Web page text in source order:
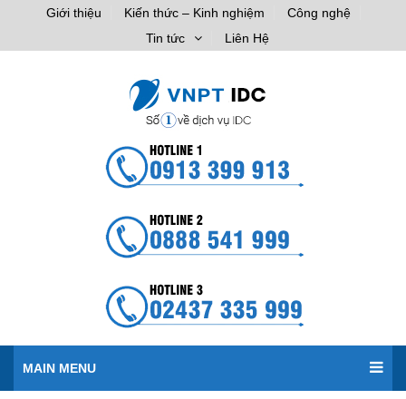
Giới thiệu Kiến thức – Kinh nghiệm
Công nghệ
Tin tức
Liên Hệ
MAIN MENU